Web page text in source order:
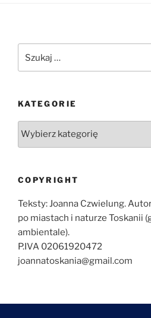
KATEGORIE
COPYRIGHT
Teksty: Joanna Czwielung.
po miastach i naturze Toskanii
ambientale).
P.IVA 02061920472
joannatoskania@gmail.com